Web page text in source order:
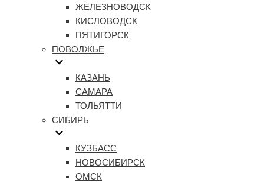
ЖЕЛЕЗНОВОДСК
КИСЛОВОДСК
ПЯТИГОРСК
ПОВОЛЖЬЕ
КАЗАНЬ
САМАРА
ТОЛЬЯТТИ
СИБИРЬ
КУЗБАСС
НОВОСИБИРСК
ОМСК